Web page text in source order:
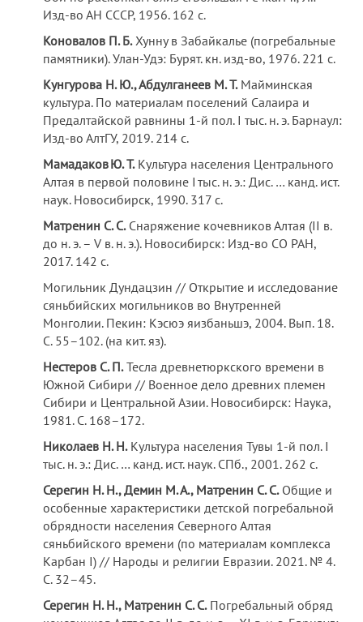
Изд-во АН СССР, 1956. 162 с.
Коновалов П. Б.Хунну в Забайкалье (погребальные
памятники). Улан-Удэ: Бурят. кн. изд-во, 1976. 221 с.
Кунгурова Н. Ю., Абдулганеев М. Т.Майминская
культура. По материалам поселений Салаира и
Предалтайской равнины 1-й пол. I тыс. н. э. Барнаул:
Изд-во АлтГУ, 2019. 214 с.
Мамадаков Ю. Т.Культура населения Центрального
Алтая в первой половине I тыс. н. э.: Дис. … канд. ист.
наук. Новосибирск, 1990. 317 с.
Матренин С. С.Снаряжение кочевников Алтая (II в.
до н. э. – V в. н. э.). Новосибирск: Изд-во СО РАН,
2017. 142 с.
Могильник Дундацзин // Открытие и исследование
сяньбийских могильников во Внутренней
Монголии. Пекин: Кэсюэ яизбаньшэ, 2004. Вып. 18.
С. 55–102. (на кит. яз).
Нестеров С. П.Тесла древнетюркского времени в
Южной Сибири // Военное дело древних племен
Сибири и Центральной Азии. Новосибирск: Наука,
1981. С. 168–172.
Николаев Н. Н.Культура населения Тувы 1-й пол. I
тыс. н. э.: Дис. … канд. ист. наук. СПб., 2001. 262 с.
Серегин Н. Н., Демин М. А., Матренин С. С.Общие и
особенные характеристики детской погребальной
обрядности населения Северного Алтая
сяньбийского времени (по материалам комплекса
Карбан I) // Народы и религии Евразии. 2021. № 4.
С. 32–45.
Серегин Н. Н., Матренин С. С.Погребальный обряд